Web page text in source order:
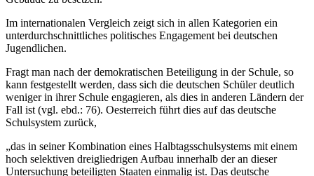
Im internationalen Vergleich zeigt sich in allen Kategorien ein
unterdurchschnittliches politisches Engagement bei deutschen
Jugendlichen.
Fragt man nach der demokratischen Beteiligung in der Schule, so
kann festgestellt werden, dass sich die deutschen Schüler deutlich
weniger in ihrer Schule engagieren, als dies in anderen Ländern der
Fall ist (vgl. ebd.: 76). Oesterreich führt dies auf das deutsche
Schulsystem zurück,
„das in seiner Kombination eines Halbtagsschulsystems mit einem
hoch selektiven dreigliedrigen Aufbau innerhalb der an dieser
Untersuchung beteiligten Staaten einmalig ist. Das deutsche